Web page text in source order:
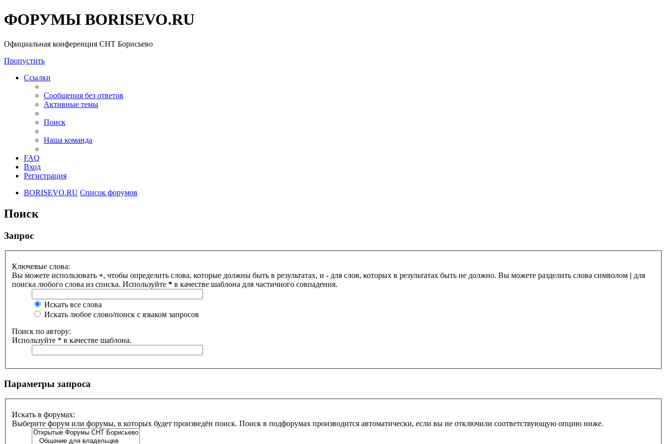
ФОРУМЫ BORISEVO.RU
Официальная конференция СНТ Борисьево
Пропустить
Ссылки
Сообщения без ответов
Активные темы
Поиск
Наша команда
FAQ
Вход
Регистрация
BORISEVO.RU Список форумов
Поиск
Запрос
Ключевые слова:
Вы можете использовать +, чтобы определить слова, которые должны быть в результатах, и - для слов, которых в результатах быть не должно. Вы можете разделить слова символом | для
поиска любого слова из списка. Используйте * в качестве шаблона для частичного совпадения.
Искать все слова
Искать любое слово/поиск с языком запросов
Поиск по автору:
Используйте * в качестве шаблона.
Параметры запроса
Искать в форумах:
Выберите форум или форумы, в которых будет произведён поиск. Поиск в подфорумах производится автоматически, если вы не отключили соответствующую опцию ниже.